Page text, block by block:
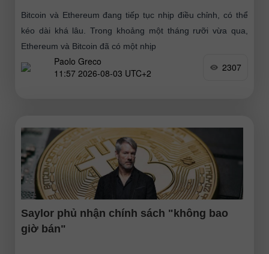
Bitcoin và Ethereum đang tiếp tục nhịp điều chỉnh, có thể
kéo dài khá lâu. Trong khoảng một tháng rưỡi vừa qua,
Ethereum và Bitcoin đã có một nhịp
Paolo Greco
11:57 2026-08-03 UTC+2
2307
Saylor phủ nhận chính sách "không bao
giờ bán"